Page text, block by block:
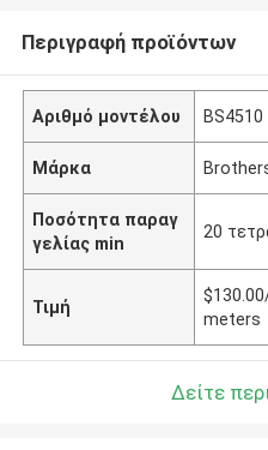
Περιγραφή προϊόντων
Αριθμό μοντέλου BS4510
Μάρκα
Ποσότητα παραγ
γελίας min
20
Τιμή
meters
Δείτε